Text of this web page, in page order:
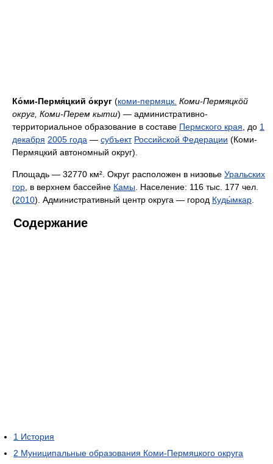
Ко́ми-Пермя́цкий о́круг (коми-пермяцк. Коми-Пермяцкöй
округ, Коми-Перем кытш) — административно-
территориальное образование в составе Пермского края , до 1
декабря 2005 года — субъект Российской Федерации (Коми-
Пермяцкий автономный округ).
Площадь — 32770 км². Округ расположен в низовье Уральских
гор , в верхнем бассейне Камы . Население: 116 тыс. 177 чел.
(2010). Административный центр округа — город Куды́мкар
Содержание
1 История
2 Муниципальные образования Коми-Пермяцкого округа